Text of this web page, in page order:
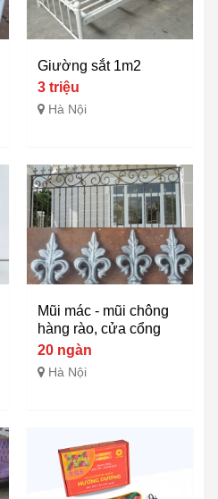
Giường sắt 1m2
3 triệu
Hà Nội
Mũi mác - mũi chông
hàng rào, cửa cổng
20 ngàn
Hà Nội